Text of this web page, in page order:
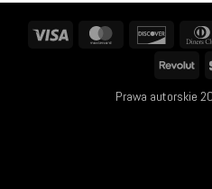
MasterCard Discover
Prawa autorskie